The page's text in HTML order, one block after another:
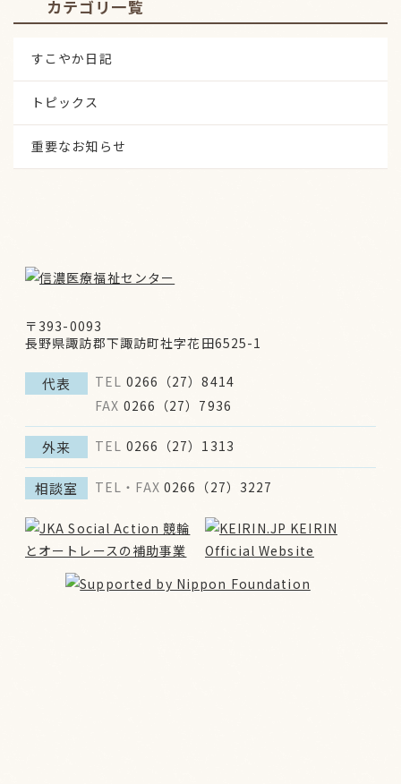
カテゴリ一覧
すこやか日記
トピックス
重要なお知らせ
〒393-0093
長野県諏訪郡下諏訪町社字花田6525-1
代表 TEL 0266（27）8414
FAX 0266（27）7936
外来 TEL 0266（27）1313
相談室 TEL・FAX 0266（27）3227